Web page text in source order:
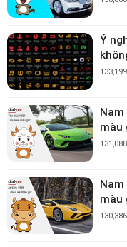
Ý
133,199
màu
131,088
màu
130,386